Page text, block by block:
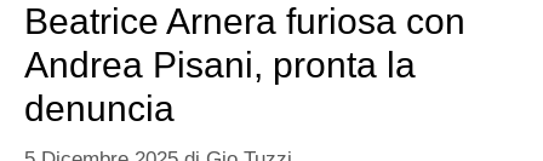
Beatrice Arnera furiosa con
Andrea Pisani, pronta la
denuncia